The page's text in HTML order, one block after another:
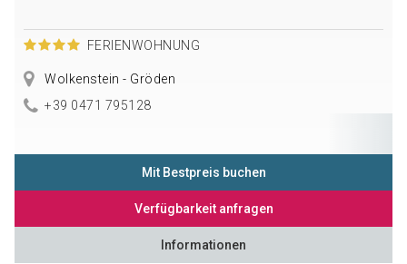
FERIENWOHNUNG
Wolkenstein - Gröden
+39 0471 795128
Mit Bestpreis buchen
Verfügbarkeit anfragen
Informationen